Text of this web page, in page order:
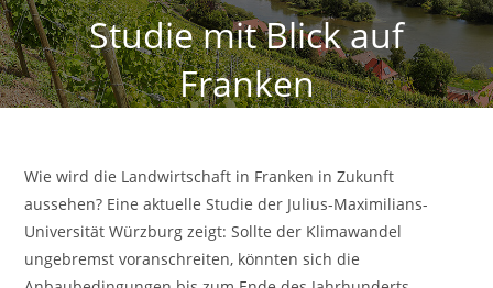
Studie mit Blick auf
Franken
Wie wird die Landwirtschaft in Franken in Zukunft
aussehen? Eine aktuelle Studie der Julius-Maximilians-
Universität Würzburg zeigt: Sollte der Klimawandel
ungebremst voranschreiten, könnten sich die